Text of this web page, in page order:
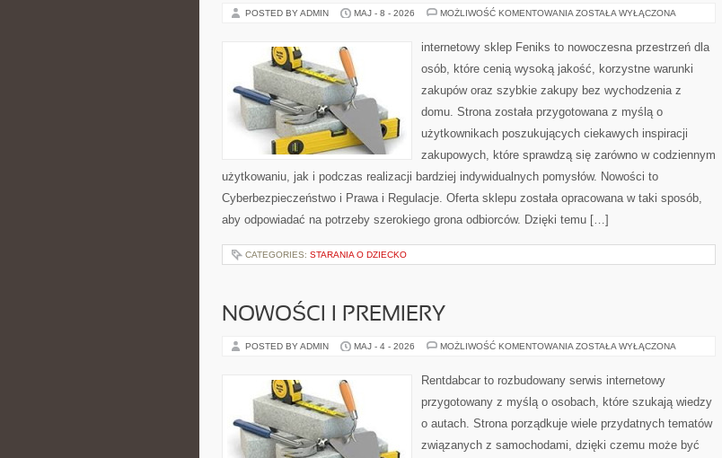
POSTED BY ADMIN MAJ - 8 - 2026 MOŻLIWOŚĆ KOMENTOWANIA PRAWA
ZOSTAŁA WYŁĄCZONA
internetowy sklep Feniks to nowoczesna przestrzeń dla
osób, które cenią wysoką jakość, korzystne warunki
zakupów oraz szybkie zakupy bez wychodzenia z
domu. Strona została przygotowana z myślą o
użytkownikach poszukujących ciekawych inspiracji
zakupowych, które sprawdzą się zarówno w codziennym
użytkowaniu, jak i podczas realizacji bardziej indywidualnych pomysłów. Nowości to
Cyberbezpieczeństwo i Prawa i Regulacje. Oferta sklepu została opracowana w taki sposób,
aby odpowiadać na potrzeby szerokiego grona odbiorców. Dzięki temu […]
CATEGORIES: STARANIA O DZIECKO
NOWOŚCI I PREMIERY
POSTED BY ADMIN MAJ - 4 - 2026 MOŻLIWOŚĆ KOMENTOWANIA NOWOŚCI
ZOSTAŁA WYŁĄCZONA
Rentdabcar to rozbudowany serwis internetowy
przygotowany z myślą o osobach, które szukają wiedzy
o autach. Strona porządkuje wiele przydatnych tematów
związanych z samochodami, dzięki czemu może być